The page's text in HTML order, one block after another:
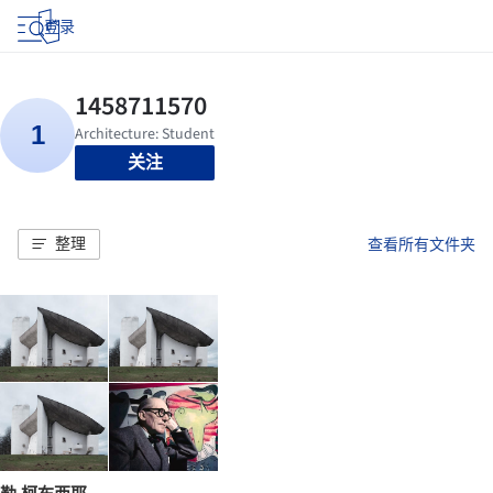
登录
关注
整理 查看所有文件夹